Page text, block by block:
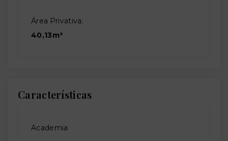
Área Privativa:
40,13m²
Características
Academia